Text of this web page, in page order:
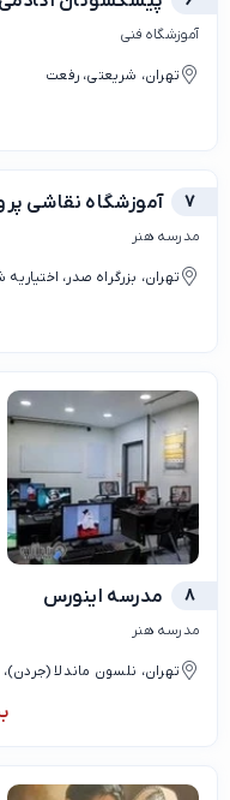
آموزشگاه فنی
تهران، شریعتی، رفعت
7 آموزشگاه نقاشی
مدرسه هنر
تهران، بزرگراه صدر،
8 مدرسه اینورس
مدرسه هنر
تهران، نلسون ماندلا